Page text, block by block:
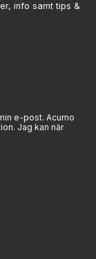
info samt tips &
e-post. Acumo
Jag kan när